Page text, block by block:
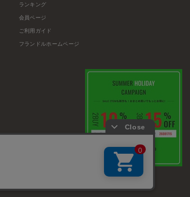
ランキング
会員ページ
ご利用ガイド
フランドルホームページ